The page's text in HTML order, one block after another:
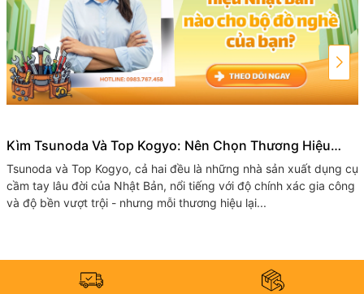
Kìm Tsunoda Và Top Kogyo: Nên Chọn Thương Hiệu
Nhật Bản Nào Cho Bộ Đồ Nghề Của Bạn?
Tsunoda và Top​ Kogyo, cả hai đều là những nhà sản xuất dụng cụ
cầm tay lâu đời của Nhật Bản, nổi tiếng với độ chính xác gia công
và độ bền vượt trội - nhưng mỗi thương hiệu lại...